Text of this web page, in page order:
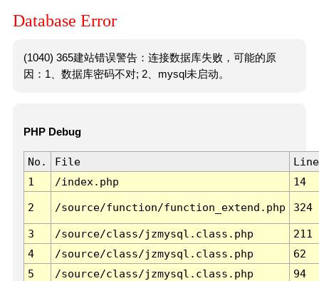
Database Error
(1040) 365建站错误警告：连接数据库失败，可能的原
因：1、数据库密码不对; 2、mysql未启动。
PHP Debug
No. File
Line
1
/index.php 14
2 /source/function/function_extend.php 324
3 /source/class/jzmysql.class.php
211
4
/source/class/jzmysql.class.php
62
5
/source/class/jzmysql.class.php
94